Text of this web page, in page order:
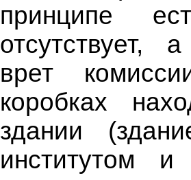
принципе
отсутствует,
врет
коробках
здании
институтом